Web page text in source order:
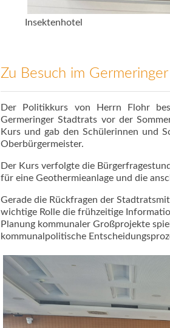
Insektenhotel
Zu Besuch im
Der Politikkurs von Herrn Flohr
Germeringer Stadtrats vor der
Kurs und gab den Schülerinnen und
Oberbürgermeister.
Der Kurs verfolgte die
für eine Geothermieanlage und die
Gerade die Rückfragen der
wichtige Rolle die frühzeitige
Planung kommunaler Großprojekte
kommunalpolitische